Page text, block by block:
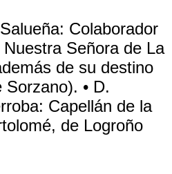
Colaborador
Señora de La
de su destino
• D.
Capellán de la
de Logroño